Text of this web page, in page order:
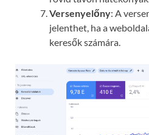
Versenyelőny: A
jelenthet, ha a
keresők számára.